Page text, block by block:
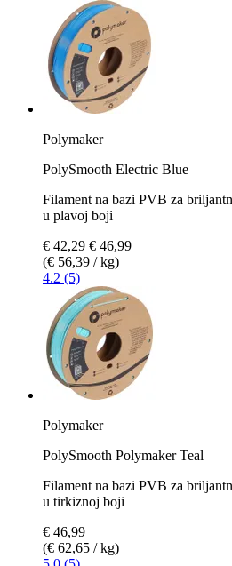
Polymaker
PolySmooth Electric Blue
Filament na bazi PVB za
u plavoj boji
€ 42,29 € 46,99
(€ 56,39 / kg)
4.2 (5)
Polymaker
PolySmooth Polymaker Teal
Filament na bazi PVB za
u tirkiznoj boji
€ 46,99
(€ 62,65 / kg)